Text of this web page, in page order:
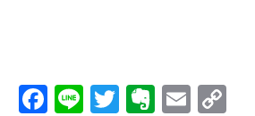
Facebook
LineTwitterEvernote
Email